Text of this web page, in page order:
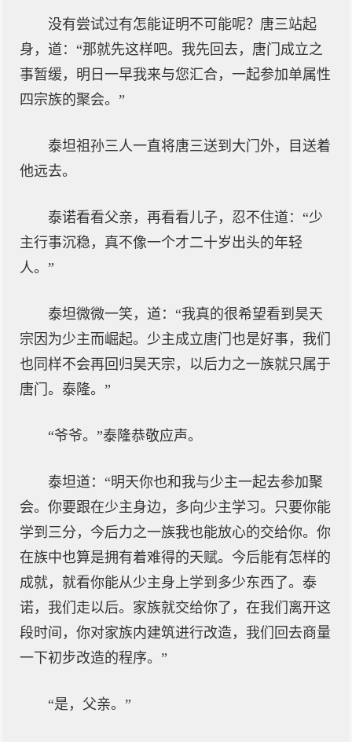
没有尝试过有怎能证明不可能呢？唐三站起
身，道：“那就先这样吧。我先回去，唐门成立之
事暂缓，明日一早我来与您汇合，一起参加单属性
四宗族的聚会。”
泰坦祖孙三人一直将唐三送到大门外，目送着
他远去。
泰诺看看父亲，再看看儿子，忍不住道：“少
主行事沉稳，真不像一个才二十岁出头的年轻
人。”
泰坦微微一笑，道：“我真的很希望看到昊天
宗因为少主而崛起。少主成立唐门也是好事，我们
也同样不会再回归昊天宗，以后力之一族就只属于
唐门。泰隆。”
“爷爷。”泰隆恭敬应声。
泰坦道：“明天你也和我与少主一起去参加聚
会。你要跟在少主身边，多向少主学习。只要你能
学到三分，今后力之一族我也能放心的交给你。你
在族中也算是拥有着难得的天赋。今后能有怎样的
成就，就看你能从少主身上学到多少东西了。泰
诺，我们走以后。家族就交给你了，在我们离开这
段时间，你对家族内建筑进行改造，我们回去商量
一下初步改造的程序。”
“是，父亲。”